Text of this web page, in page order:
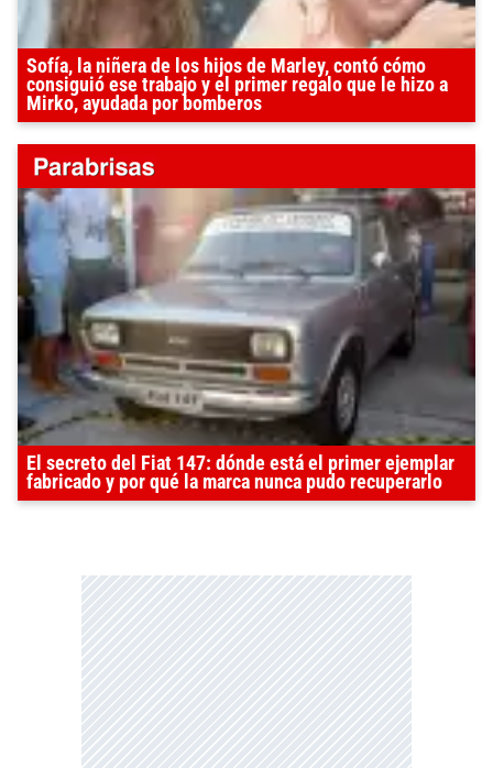
Sofía, la niñera de los hijos de Marley, contó cómo
consiguió ese trabajo y el primer regalo que le hizo a
Mirko, ayudada por bomberos
El secreto del Fiat 147: dónde está el primer ejemplar
fabricado y por qué la marca nunca pudo recuperarlo